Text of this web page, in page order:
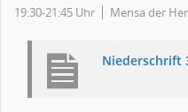
19:30-21:45 Uhr Mensa der
Niederschrift